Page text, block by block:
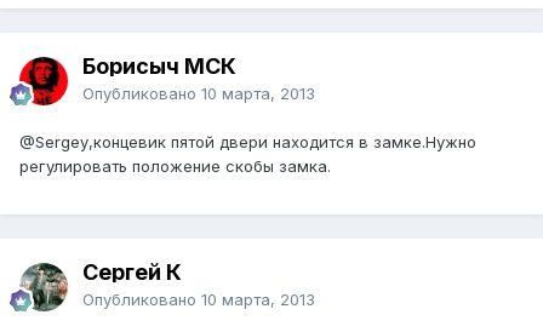
Борисыч МСК
Опубликовано 10 марта, 2013
@Sergey,концевик пятой двери находится в замке.Нужно
регулировать положение скобы замка.
Сергей К
Опубликовано 10 марта, 2013